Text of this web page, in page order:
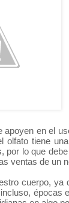
en el
tiene
lo que
ventas de un
cuerpo, ya
épocas